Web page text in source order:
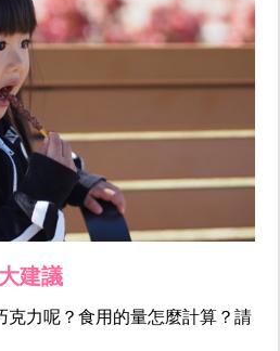
建議
克力呢？食用的量怎麼計算？請